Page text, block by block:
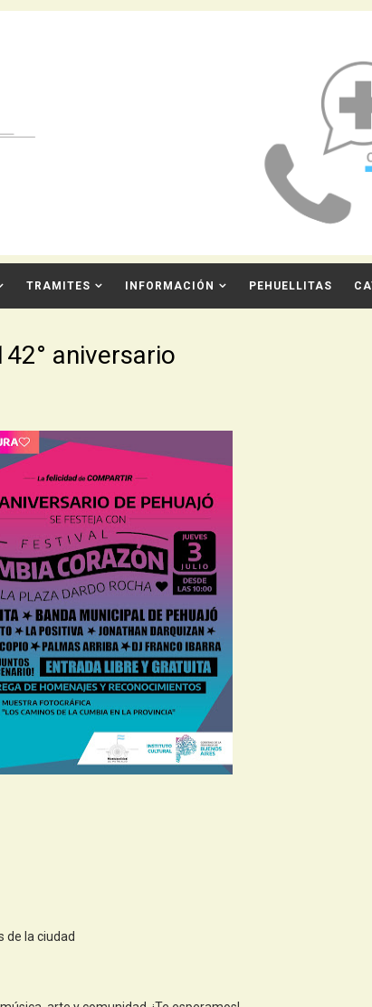
TRAMITES INFORMACIÓN PEHUELLITAS
aniversario
de la ciudad